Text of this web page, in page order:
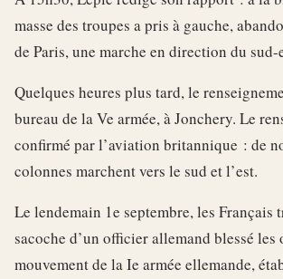
masse des troupes a pris à gauche,
de Paris, une marche en direction du sud-
Quelques heures plus tard, le
bureau de la Ve armée, à Jonchery. Le
confirmé par l’aviation britannique : de
colonnes marchent vers le sud et l’est.
Le lendemain 1e septembre, les Français
sacoche d’un officier allemand blessé les
mouvement de la Ie armée ellemande,